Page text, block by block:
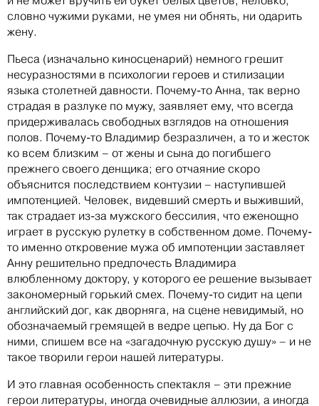
словно чужими руками, не умея ни обнять, ни одарить
жену.
Пьеса (изначально киносценарий) немного грешит
несуразностями в психологии героев и стилизации
языка столетней давности. Почему-то Анна, так верно
страдая в разлуке по мужу, заявляет ему, что всегда
придерживалась свободных взглядов на отношения
полов. Почему-то Владимир безразличен, а то и жесток
ко всем близким – от жены и сына до погибшего
прежнего своего денщика; его отчаяние скоро
объяснится последствием контузии – наступившей
импотенцией. Человек, видевший смерть и выживший,
так страдает из-за мужского бессилия, что еженощно
играет в русскую рулетку в собственном доме. Почему-
то именно откровение мужа об импотенции заставляет
Анну решительно предпочесть Владимира
влюбленному доктору, у которого ее решение вызывает
закономерный горький смех. Почему-то сидит на цепи
английский дог, как дворняга, на сцене невидимый, но
обозначаемый гремящей в ведре цепью. Ну да Бог с
ними, спишем все на «загадочную русскую душу» – и не
такое творили герои нашей литературы.
И это главная особенность спектакля – эти прежние
герои литературы, иногда очевидные аллюзии, а иногда